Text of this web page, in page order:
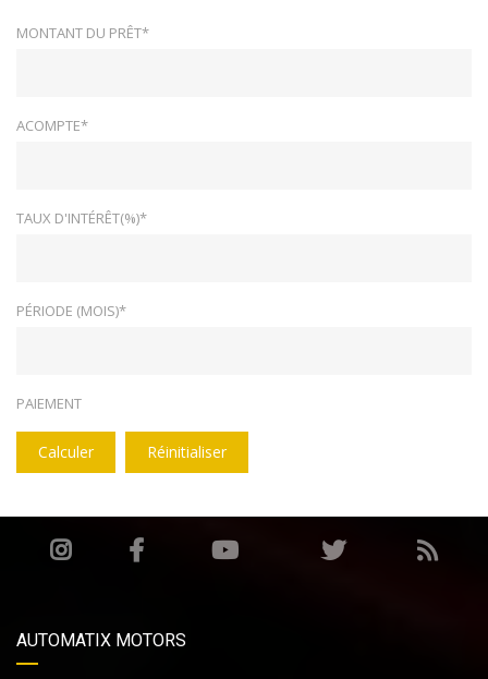
MONTANT DU PRÊT*
ACOMPTE*
TAUX D'INTÉRÊT(%)*
PÉRIODE (MOIS)*
PAIEMENT
Calculer Réinitialiser
AUTOMATIX MOTORS